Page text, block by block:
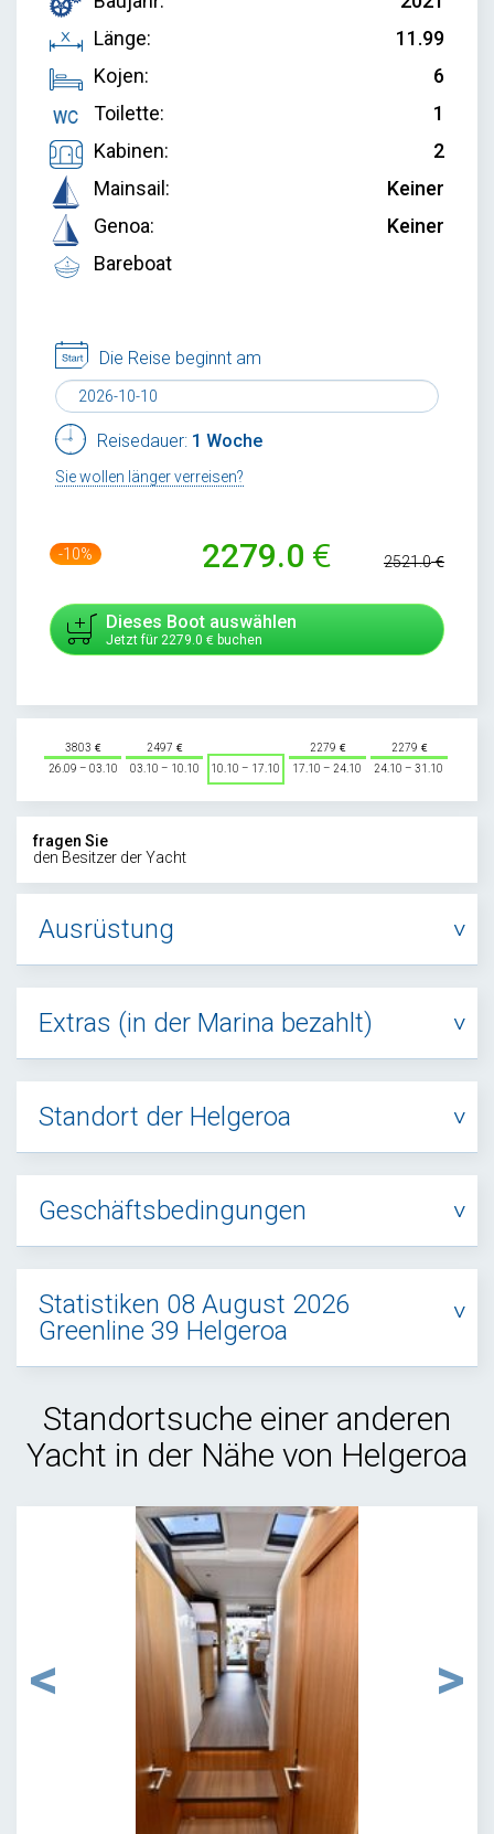
Länge:
11.99
Kojen:
6
Toilette:
1
Kabinen:
2
Mainsail:
Keiner
Genoa:
Keiner
Bareboat
Die Reise beginnt am
Reisedauer: 1 Woche
Sie wollen länger verreisen?
-10% 2279.0 2521.0
Dieses Boot auswählen
Jetzt für 2279.0 buchen
3803
26.09 – 03.10
2497
03.10 – 10.10
10.10 – 17.10
2279
17.10 – 24.10
2279
24.10 – 31.10
fragen Sie
den Besitzer der Yacht
Ausrüstung
Extras (in der Marina bezahlt)
Standort der Helgeroa
Geschäftsbedingungen
Statistiken 08 August 2026
Greenline 39 Helgeroa
Standortsuche einer anderen
Yacht in der Nähe von Helgeroa